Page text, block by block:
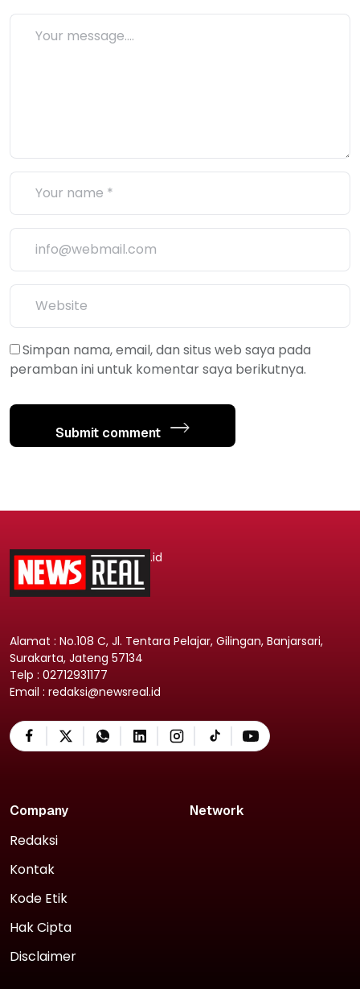
Simpan nama, email, dan situs web saya pada
peramban ini untuk komentar saya berikutnya.
Submit comment
.id
Alamat : No.108 C, Jl. Tentara Pelajar, Gilingan, Banjarsari,
Surakarta, Jateng 57134
Telp : 02712931177
Email : redaksi@newsreal.id
Company
Redaksi
Kontak
Kode Etik
Hak Cipta
Disclaimer
Network